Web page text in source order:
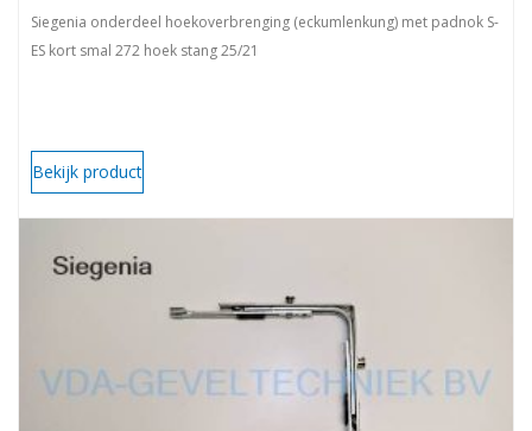
Siegenia onderdeel hoekoverbrenging (eckumlenkung) met padnok S-
ES kort smal 272 hoek stang 25/21
Bekijk product